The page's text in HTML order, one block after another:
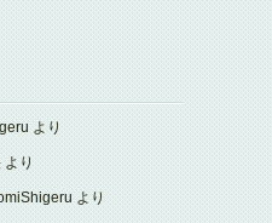
より
より
より